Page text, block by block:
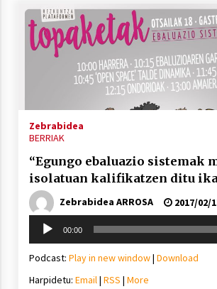
Zebrabidea
BERRIAK
“Egungo ebaluazio sistemak
isolatuan kalifikatzen ditu
Zebrabidea ARROSA
2017/02/
Soinu
erreproduzigailua
00:00
Podcast: Play in new window| Download
Harpidetu: Email| RSS | More